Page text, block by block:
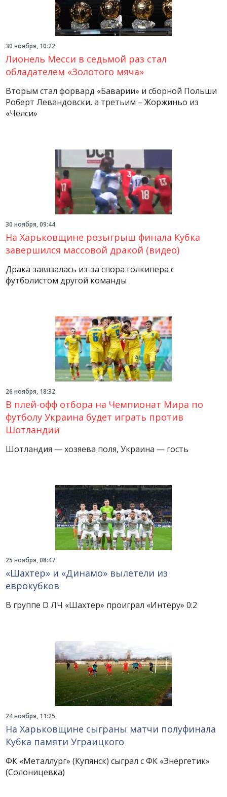
30 ноября, 10:22
Лионель Месси в седьмой раз стал
обладателем «Золотого мяча»
Вторым стал форвард «Баварии» и сборной Польши
Роберт Левандовски, а третьим – Жоржиньо из
«Челси»
30 ноября, 09:44
На Харьковщине розыгрыш финала Кубка
завершился массовой дракой (видео)
Драка завязалась из-за спора голкипера с
футболистом другой команды
26 ноября, 18:32
В плей-офф отбора на Чемпионат Мира по
футболу Украина будет играть против
Шотландии
Шотландия — хозяева поля, Украина — гость
25 ноября, 08:47
«Шахтер» и «Динамо» вылетели из
еврокубков
В группе D ЛЧ «Шахтер» проиграл «Интеру» 0:2
24 ноября, 11:25
На Харьковщине сыграны матчи полуфинала
Кубка памяти Уграицкого
ФК «Металлург» (Купянск) сыграл с ФК «Энергетик»
(Солоницевка)